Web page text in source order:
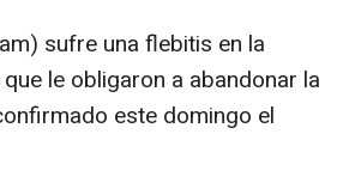
sufre una flebitis en la
le obligaron a abandonar la
este domingo el